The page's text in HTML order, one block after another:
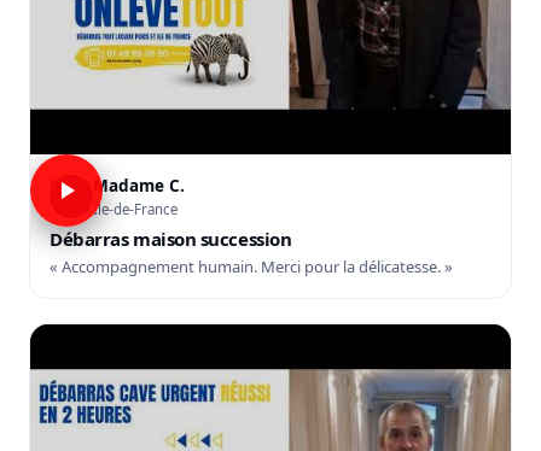
Madame C.
Île-de-France
Débarras maison succession
« Accompagnement humain. Merci pour la délicatesse. »